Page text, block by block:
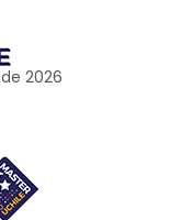
de 2026